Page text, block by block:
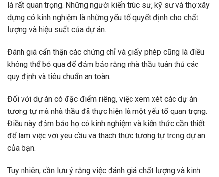
là rất quan trọng. Những người kiến trúc sư, kỹ sư và thợ xây
dựng có kinh nghiệm là những yếu tố quyết định cho chất
lượng và hiệu suất của dự án.
Đánh giá cẩn thận các chứng chỉ và giấy phép cũng là điều
không thể bỏ qua để đảm bảo rằng nhà thầu tuân thủ các
quy định và tiêu chuẩn an toàn.
Đối với dự án có đặc điểm riêng, việc xem xét các dự án
tương tự mà nhà thầu đã thực hiện là một yếu tố quan trọng.
Điều này đảm bảo họ có kinh nghiệm và kiến thức cần thiết
để làm việc với yêu cầu và thách thức tương tự trong dự án
của bạn.
Tuy nhiên, cần lưu ý rằng việc đánh giá chất lượng và kinh